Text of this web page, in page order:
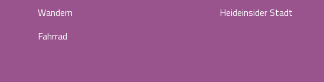
Wandern
Fahrrad
Heideinsider Stadt